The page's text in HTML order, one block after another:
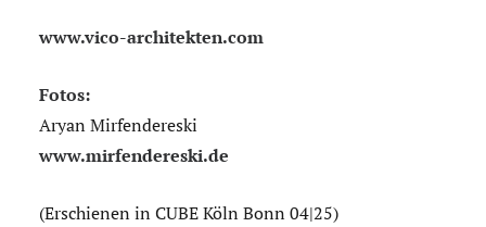
www.vico-architekten.com
Fotos:
Aryan Mirfendereski
www.mirfendereski.de
(Erschienen in CUBE Köln Bonn 04|25)